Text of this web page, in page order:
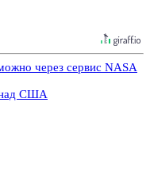
через сервис NASA
над США